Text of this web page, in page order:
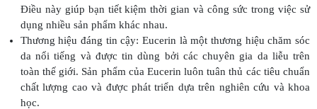
Điều này giúp bạn tiết kiệm thời gian và công sức trong việc sử
dụng nhiều sản phẩm khác nhau.
Thương hiệu đáng tin cậy: Eucerin là một thương hiệu chăm sóc
da nổi tiếng và được tin dùng bởi các chuyên gia da liễu trên
toàn thế giới. Sản phẩm của Eucerin luôn tuân thủ các tiêu chuẩn
chất lượng cao và được phát triển dựa trên nghiên cứu và khoa
học.